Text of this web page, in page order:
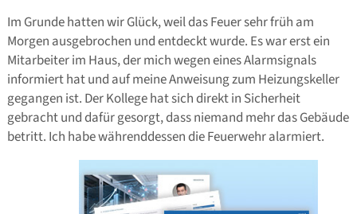
Im Grunde hatten wir Glück, weil das Feuer sehr früh am
Morgen ausgebrochen und entdeckt wurde. Es war erst ein
Mitarbeiter im Haus, der mich wegen eines Alarmsignals
informiert hat und auf meine Anweisung zum Heizungskeller
gegangen ist. Der Kollege hat sich direkt in Sicherheit
gebracht und dafür gesorgt, dass niemand mehr das Gebäude
betritt. Ich habe währenddessen die Feuerwehr alarmiert.